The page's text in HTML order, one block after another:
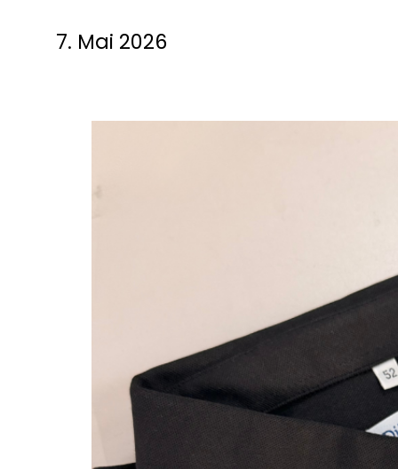
7. Mai 2026